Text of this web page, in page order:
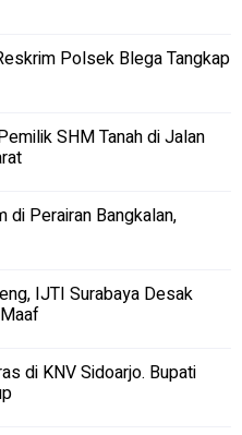
Polsek Blega Tangkap
SHM Tanah di Jalan
di Perairan Bangkalan,
IJTI Surabaya Desak
di KNV Sidoarjo. Bupati